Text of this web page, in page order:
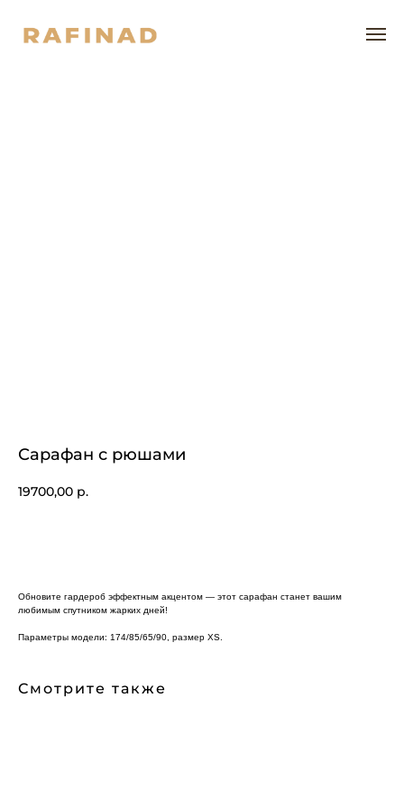
Сарафан с рюшами
19700,00 р.
Обновите гардероб эффектным акцентом — этот сарафан станет вашим
любимым спутником жарких дней!
Параметры модели: 174/85/65/90, размер XS.
Смотрите также